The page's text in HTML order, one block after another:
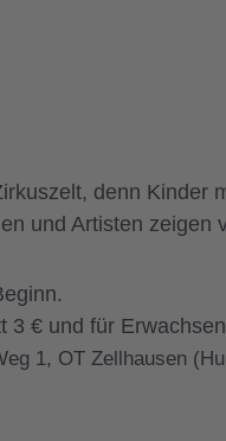
denn Kinder
und Artisten
3 € und für
1, OT Zellhausen